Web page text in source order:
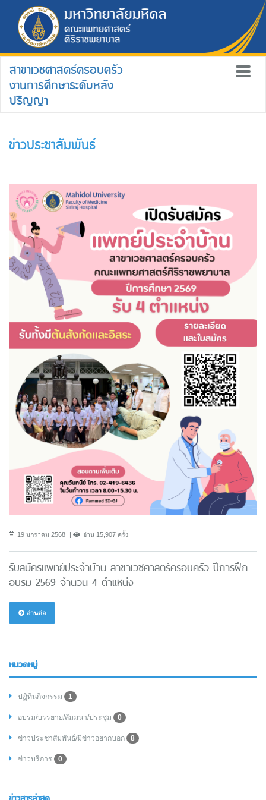
สาขาเวชศาสตร์ครอบครัว
งานการศึกษาระดับหลัง
ปริญญา
ข่าวประชาสัมพันธ์
19 มกราคม 2568 อ่าน 15,907 ครั้ง
รับสมัครแพทย์ประจำบ้าน สาขาเวชศาสตร์ครอบครัว ปีการฝึก
อบรม 2569 จำนวน 4 ตำแหน่ง
อ่านต่อ
หมวดหมู่
ปฏิทินกิจกรรม 1
อบรม/บรรยาย/สัมมนา/ประชุม 0
ข่าวประชาสัมพันธ์/มีข่าวอยากบอก 8
ข่าวบริการ 0